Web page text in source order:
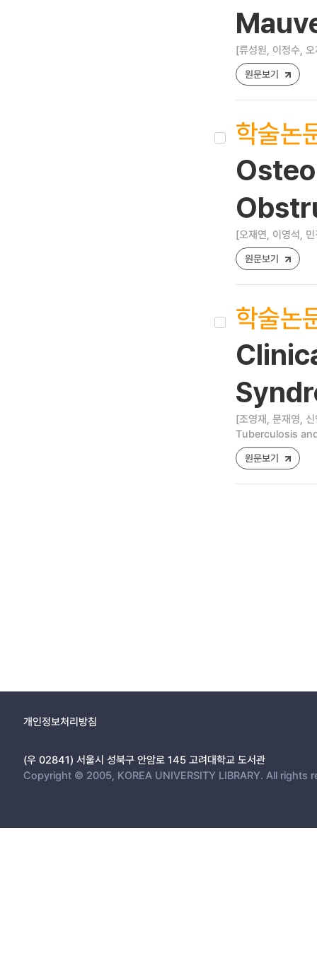
[류성원, 이정수,
원문보기
학술논
[오재연, 이영석,
원문보기
학술논
[조영재, 문재영,
Tuberculosis
원문보기
개인정보처리방침
(우 02841) 서울시 성북구 안암로 145 고려대학교 도서관
Copyright © 2005, KOREA UNIVERSITY LIBRARY. All rights